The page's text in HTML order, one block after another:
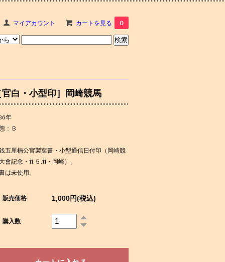
マイアカウント カートを見る 0
白・小型印］岡崎競馬
年
：Ｂ
五厘楠公官製葉書・小型通信日付印（岡崎競
會記念・11.５.11・岡崎）。
は未使用。
販売価格 1,000円(税込)
購入数